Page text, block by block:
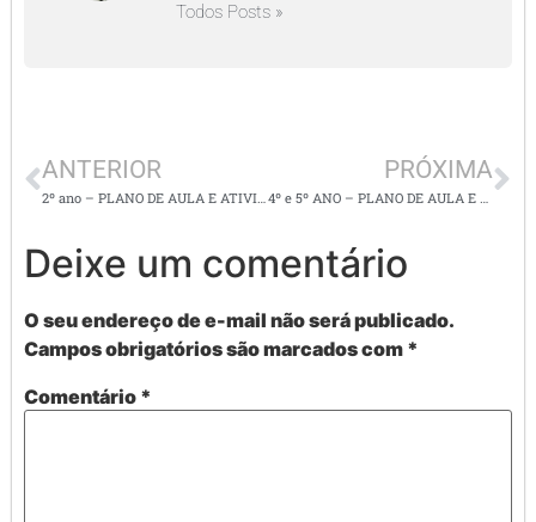
Todos Posts »
ANTERIOR
2º ano – PLANO DE AULA E ATIVIDADES DE LÍNGUA PORTUGUESA: DIA DA ÁRVORE
PRÓXIMA
4º e 5º ANO – PLANO DE AULA E ATIIDADES DE ARTE – DOBRADURAS
Deixe um comentário
O seu endereço de e-mail não será publicado.
Campos obrigatórios são marcados com *
Comentário *